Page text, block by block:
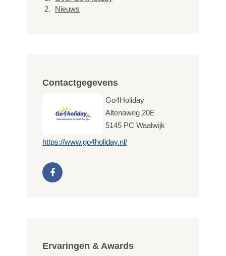
Nieuws
Contactgegevens
Go4Holiday
Altenaweg 20E
5145 PC Waalwijk
https://www.go4holiday.nl/
Ervaringen & Awards